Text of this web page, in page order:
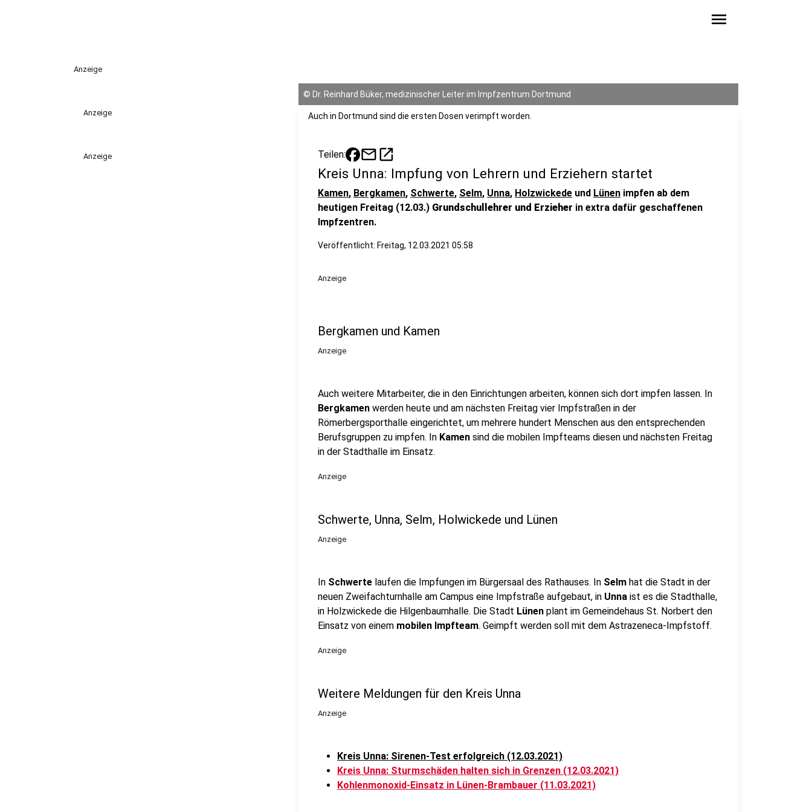
menu
Anzeige
Anzeige
Anzeige
© Dr. Reinhard Büker, medizinischer Leiter im Impfzentrum Dortmund
Auch in Dortmund sind die ersten Dosen verimpft worden.
Teilen: mailopen_in_new
Kreis Unna: Impfung von Lehrern und Erziehern startet
Kamen, Bergkamen, Schwerte, Selm, Unna, Holzwickede und Lünen impfen ab dem
heutigen Freitag (12.03.) Grundschullehrer und Erzieher in extra dafür geschaffenen
Impfzentren.
Veröffentlicht: Freitag, 12.03.2021 05:58
Anzeige
Bergkamen und Kamen
Anzeige
Auch weitere Mitarbeiter, die in den Einrichtungen arbeiten, können sich dort impfen lassen. In
Bergkamen werden heute und am nächsten Freitag vier Impfstraßen in der
Römerbergsporthalle eingerichtet, um mehrere hundert Menschen aus den entsprechenden
Berufsgruppen zu impfen. In Kamen sind die mobilen Impfteams diesen und nächsten Freitag
in der Stadthalle im Einsatz.
Anzeige
Schwerte, Unna, Selm, Holwickede und Lünen
Anzeige
In Schwerte laufen die Impfungen im Bürgersaal des Rathauses. In Selm hat die Stadt in der
neuen Zweifachturnhalle am Campus eine Impfstraße aufgebaut, in Unna ist es die Stadthalle,
in Holzwickede die Hilgenbaumhalle. Die Stadt Lünen plant im Gemeindehaus St. Norbert den
Einsatz von einem mobilen Impfteam. Geimpft werden soll mit dem Astrazeneca-Impfstoff.
Anzeige
Weitere Meldungen für den Kreis Unna
Anzeige
Kreis Unna: Sirenen-Test erfolgreich (12.03.2021)
Kreis Unna: Sturmschäden halten sich in Grenzen (12.03.2021)
Kohlenmonoxid-Einsatz in Lünen-Brambauer (11.03.2021)